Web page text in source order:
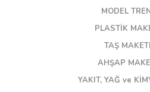
MODEL
PLASTİK
TAŞ
AHŞAP
YAKIT, YAĞ ve